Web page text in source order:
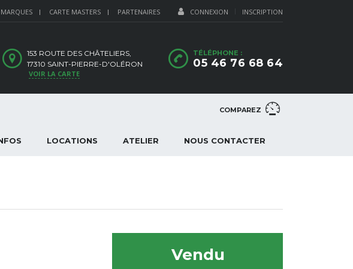
CONNEXION INSCRIPTION
MARQUES CARTE MASTERS PARTENAIRES
TÉLÉPHONE :
05 46 76 68 64
153 ROUTE DES CHÂTELIERS,
17310 SAINT-PIERRE-D'OLÉRON
VOIR LA CARTE
COMPAREZ
LOCATIONS ATELIER NOUS CONTACTER
Vendu